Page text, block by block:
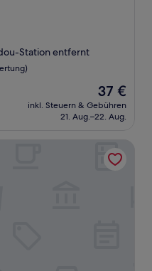
Station entfernt
Der
Preis
beträgt
37 €
inkl. Steuern & Gebühren
21. Aug.–22. Aug.